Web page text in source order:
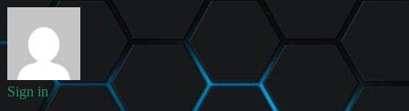
Sign in